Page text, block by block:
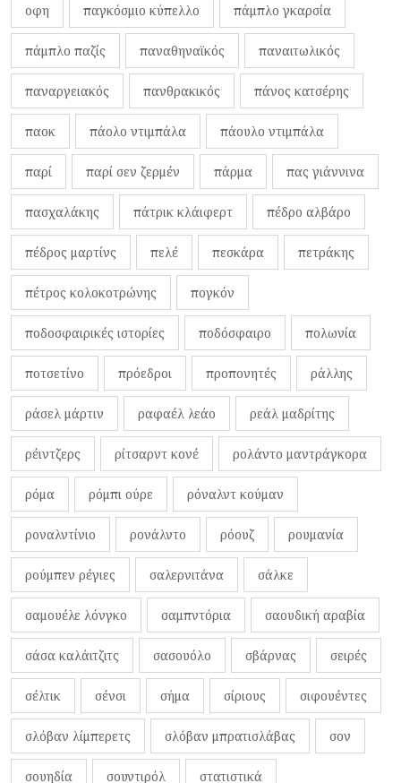
οφη παγκόσμιο κύπελλο πάμπλο γκαρσία
πάμπλο παζίς παναθηναϊκός παναιτωλικός
παναργειακός πανθρακικός πάνος κατσέρης
παοκ πάολο ντιμπάλα πάουλο ντιμπάλα
παρί παρί σεν ζερμέν πάρμα πας γιάννινα
πασχαλάκης πάτρικ κλάιφερτ πέδρο αλβάρο
πέδρος μαρτίνς πελέ πεσκάρα πετράκης
πέτρος κολοκοτρώνης πογκόν
ποδοσφαιρικές ιστορίες ποδόσφαιρο πολωνία
ποτσετίνο πρόεδροι προπονητές ράλλης
ράσελ μάρτιν ραφαέλ λεάο ρεάλ μαδρίτης
ρέιντζερς ρίτσαρντ κονέ ρολάντο μαντράγκορα
ρόμα ρόμπι ούρε ρόναλντ κούμαν
ροναλντίνιο ρονάλντο ρόουζ ρουμανία
ρούμπεν ρέγιες σαλερνιτάνα σάλκε
σαμουέλε λόνγκο σαμπντόρια σαουδική αραβία
σάσα καλάιτζιτς σασουόλο σβάρνας σειρές
σέλτικ σένσι σήμα σίριους σιφουέντες
σλόβαν λίμπερετς σλόβαν μπρατισλάβας σον
σουηδία σουντιρόλ στατιστικά